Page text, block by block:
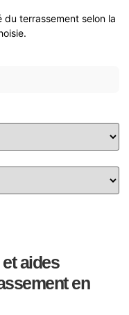
du terrassement selon la
aides
en